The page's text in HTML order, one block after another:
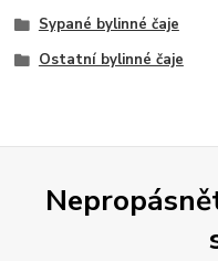
Sypané bylinné čaje
Ostatní bylinné čaje